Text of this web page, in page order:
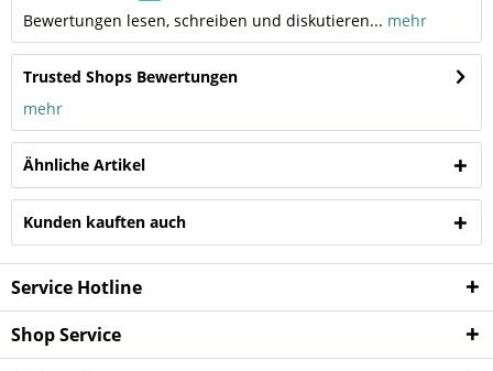
Bewertungen lesen, schreiben und diskutieren... mehr
Trusted Shops Bewertungen
mehr
Ähnliche Artikel
Kunden kauften auch
Service Hotline
Shop Service